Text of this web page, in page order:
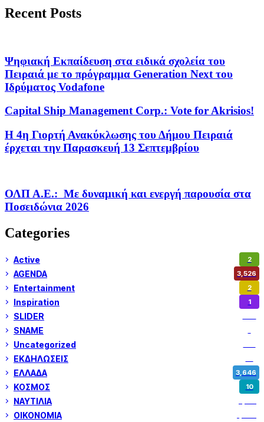
Recent Posts
Ψηφιακή Εκπαίδευση στα ειδικά σχολεία του
Πειραιά με το πρόγραμμα Generation Next του
Ιδρύματος Vodafone
Capital Ship Management Corp.: Vote for Akrisios!
Η 4η Γιορτή Ανακύκλωσης του Δήμου Πειραιά
έρχεται την Παρασκευή 13 Σεπτεμβρίου
ΟΛΠ Α.Ε.: Με δυναμική και ενεργή παρουσία στα
Ποσειδώνια 2026
Categories
Active 2
AGENDA 3,526
Entertainment 2
Inspiration 1
SLIDER
SNAME
Uncategorized
ΕΚΔΗΛΩΣΕΙΣ
ΕΛΛΑΔΑ 3,646
ΚΟΣΜΟΣ 10
ΝΑΥΤΙΛΙΑ
ΟΙΚΟΝΟΜΙΑ